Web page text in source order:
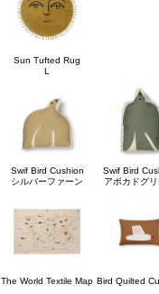
Sun Tufted Rug
L
Swif Bird Cushion
シルバーファーン
Swif Bird
アボカドグ
The World Textile Map Bird Quilted